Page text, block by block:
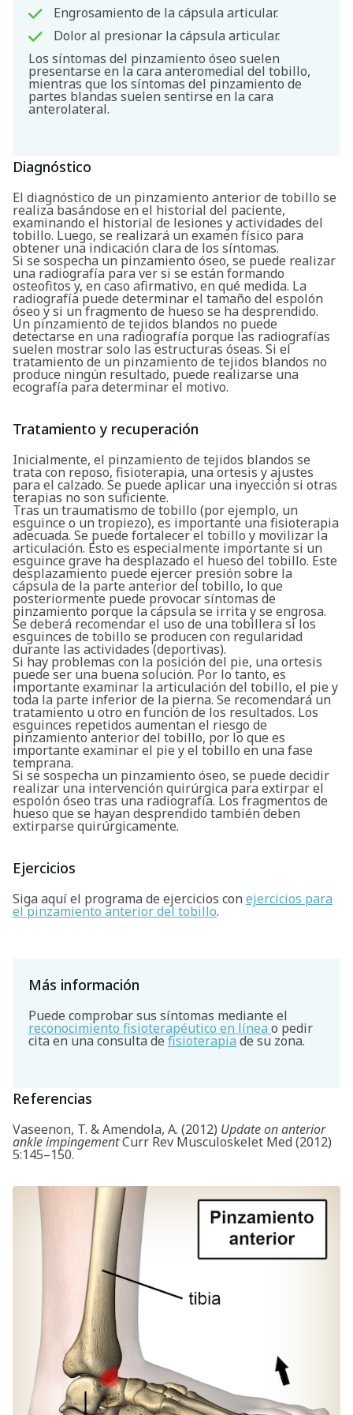
Buscar
Engrosamiento de la cápsula articular.
Dolor al presionar la cápsula articular.
Los síntomas del pinzamiento óseo suelen
presentarse en la cara anteromedial del tobillo,
mientras que los síntomas del pinzamiento de
partes blandas suelen sentirse en la cara
anterolateral.
Diagnóstico
El diagnóstico de un pinzamiento anterior de tobillo se
realiza basándose en el historial del paciente,
examinando el historial de lesiones y actividades del
tobillo. Luego, se realizará un examen físico para
obtener una indicación clara de los síntomas.
Si se sospecha un pinzamiento óseo, se puede realizar
una radiografía para ver si se están formando
osteofitos y, en caso afirmativo, en qué medida. La
radiografía puede determinar el tamaño del espolón
óseo y si un fragmento de hueso se ha desprendido.
Un pinzamiento de tejidos blandos no puede
detectarse en una radiografía porque las radiografías
suelen mostrar solo las estructuras óseas. Si el
tratamiento de un pinzamiento de tejidos blandos no
produce ningún resultado, puede realizarse una
ecografía para determinar el motivo.
Tratamiento y recuperación
Inicialmente, el pinzamiento de tejidos blandos se
trata con reposo, fisioterapia, una ortesis y ajustes
para el calzado. Se puede aplicar una inyección si otras
terapias no son suficiente.
Tras un traumatismo de tobillo (por ejemplo, un
esguince o un tropiezo), es importante una fisioterapia
adecuada. Se puede fortalecer el tobillo y movilizar la
articulación. Esto es especialmente importante si un
esguince grave ha desplazado el hueso del tobillo. Este
desplazamiento puede ejercer presión sobre la
cápsula de la parte anterior del tobillo, lo que
posteriormente puede provocar síntomas de
pinzamiento porque la cápsula se irrita y se engrosa.
Se deberá recomendar el uso de una tobillera si los
esguinces de tobillo se producen con regularidad
durante las actividades (deportivas).
Si hay problemas con la posición del pie, una ortesis
puede ser una buena solución. Por lo tanto, es
importante examinar la articulación del tobillo, el pie y
toda la parte inferior de la pierna. Se recomendará un
tratamiento u otro en función de los resultados. Los
esguinces repetidos aumentan el riesgo de
pinzamiento anterior del tobillo, por lo que es
importante examinar el pie y el tobillo en una fase
temprana.
Si se sospecha un pinzamiento óseo, se puede decidir
realizar una intervención quirúrgica para extirpar el
espolón óseo tras una radiografía. Los fragmentos de
hueso que se hayan desprendido también deben
extirparse quirúrgicamente.
Ejercicios
Siga aquí el programa de ejercicios con ejercicios para
el pinzamiento anterior del tobillo.
Más información
Puede comprobar sus síntomas mediante el
reconocimiento fisioterapéutico en línea o pedir
cita en una consulta de fisioterapia de su zona.
Referencias
Vaseenon, T. & Amendola, A. (2012) Update on anterior
ankle impingementCurr Rev Musculoskelet Med (2012)
5:145–150.